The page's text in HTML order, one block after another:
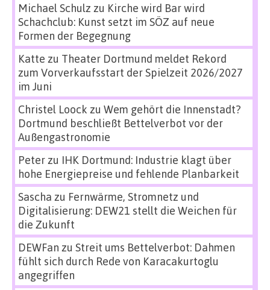
Michael Schulz zu Kirche wird Bar wird
Schachclub: Kunst setzt im SÖZ auf neue
Formen der Begegnung
Katte zu Theater Dortmund meldet Rekord
zum Vorverkaufsstart der Spielzeit 2026/2027
im Juni
Christel Loock zu Wem gehört die Innenstadt?
Dortmund beschließt Bettelverbot vor der
Außengastronomie
Peterzu IHK Dortmund: Industrie klagt über
hohe Energiepreise und fehlende Planbarkeit
Sascha zu Fernwärme, Stromnetz und
Digitalisierung: DEW21 stellt die Weichen für
die Zukunft
DEWFan zu Streit ums Bettelverbot: Dahmen
fühlt sich durch Rede von Karacakurtoglu
angegriffen